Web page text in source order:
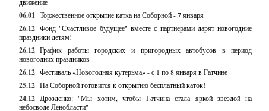
06.01 Торжественное открытие катка на Соборной - 7 января
26.12 Фонд "Счастливое будущее" вместе с партнерами дарят новогодние
праздники детям!
26.12 График работы городских и пригородных автобусов в период
новогодних праздников
26.12 Фестиваль «Новогодняя кутерьма» - с 1 по 8 января в Гатчине
25.12 На Соборной готовится к открытию бесплатный каток!
24.12 Дрозденко: "Мы хотим, чтобы Гатчина стала яркой звездой на
небосводе Ленобласти"